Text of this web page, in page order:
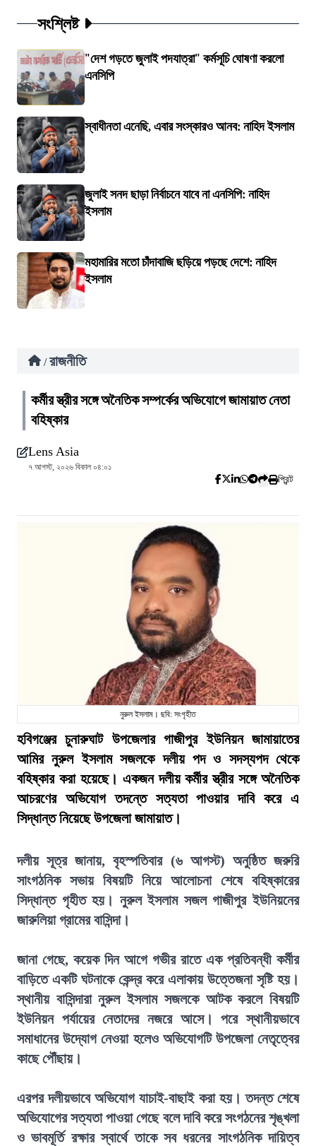
সংশ্লিষ্ট
"দেশ গড়তে জুলাই পদযাত্রা" কর্মসূচি ঘোষণা করলো
এনসিপি
স্বাধীনতা এনেছি, এবার সংস্কারও আনব: নাহিদ ইসলাম
জুলাই সনদ ছাড়া নির্বাচনে যাবে না এনসিপি: নাহিদ
ইসলাম
মহামারির মতো চাঁদাবাজি ছড়িয়ে পড়ছে দেশে: নাহিদ
ইসলাম
/ রাজনীতি
কর্মীর স্ত্রীর সঙ্গে অনৈতিক সম্পর্কের অভিযোগে জামায়াত নেতা
বহিষ্কার
Lens Asia
৭ আগস্ট, ২০২৬ বিকাল ০৪:০১
প্রিন্ট
নুরুল ইসলাম। ছবি: সংগৃহীত
হবিগঞ্জের চুনারুঘাট উপজেলার গাজীপুর ইউনিয়ন জামায়াতের
আমির নুরুল ইসলাম সজলকে দলীয় পদ ও সদস্যপদ থেকে
বহিষ্কার করা হয়েছে। একজন দলীয় কর্মীর স্ত্রীর সঙ্গে অনৈতিক
আচরণের অভিযোগ তদন্তে সত্যতা পাওয়ার দাবি করে এ
সিদ্ধান্ত নিয়েছে উপজেলা জামায়াত।
দলীয় সূত্র জানায়, বৃহস্পতিবার (৬ আগস্ট) অনুষ্ঠিত জরুরি
সাংগঠনিক সভায় বিষয়টি নিয়ে আলোচনা শেষে বহিষ্কারের
সিদ্ধান্ত গৃহীত হয়। নুরুল ইসলাম সজল গাজীপুর ইউনিয়নের
জারুলিয়া গ্রামের বাসিন্দা।
জানা গেছে, কয়েক দিন আগে গভীর রাতে এক প্রতিবন্ধী কর্মীর
বাড়িতে একটি ঘটনাকে কেন্দ্র করে এলাকায় উত্তেজনা সৃষ্টি হয়।
স্থানীয় বাসিন্দারা নুরুল ইসলাম সজলকে আটক করলে বিষয়টি
ইউনিয়ন পর্যায়ের নেতাদের নজরে আসে। পরে স্থানীয়ভাবে
সমাধানের উদ্যোগ নেওয়া হলেও অভিযোগটি উপজেলা নেতৃত্বের
কাছে পৌঁছায়।
এরপর দলীয়ভাবে অভিযোগ যাচাই-বাছাই করা হয়। তদন্ত শেষে
অভিযোগের সত্যতা পাওয়া গেছে বলে দাবি করে সংগঠনের শৃঙ্খলা
ও ভাবমূর্তি রক্ষার স্বার্থে তাকে সব ধরনের সাংগঠনিক দায়িত্ব